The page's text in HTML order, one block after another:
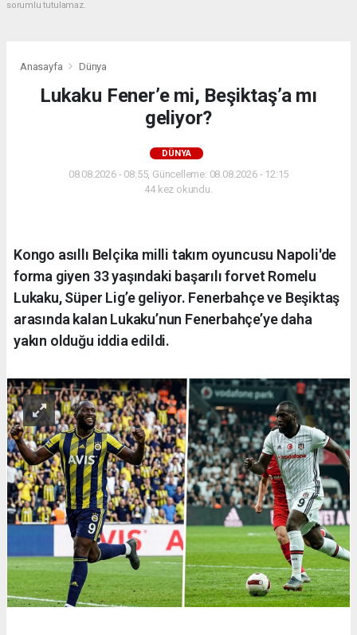
sorumlu tutulamaz.
Anasayfa Dünya
Lukaku Fener’e mi, Beşiktaş’a mı
geliyor?
DÜNYA
08.08.2026 - 08:55, Güncelleme: 08.08.2026 - 12:15
44 kez okundu.
Kongo asıllı Belçika milli takım oyuncusu Napoli'de
forma giyen 33 yaşındaki başarılı forvet Romelu
Lukaku, Süper Lig’e geliyor. Fenerbahçe ve Beşiktaş
arasında kalan Lukaku’nun Fenerbahçe’ye daha
yakın olduğu iddia edildi.